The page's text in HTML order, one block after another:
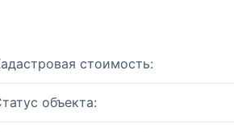
стоимость:
объекта: